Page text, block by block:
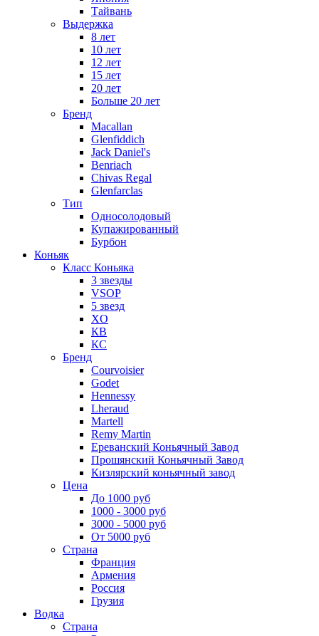
Тайвань
Выдержка
8 лет
10 лет
12 лет
15 лет
20 лет
Больше 20 лет
Бренд
Macallan
Glenfiddich
Jack Daniel's
Benriach
Chivas Regal
Glenfarclas
Тип
Односолодовый
Купажированный
Бурбон
Коньяк
Класс Коньяка
3 звезды
VSOP
5 звезд
XO
КВ
КС
Бренд
Courvoisier
Godet
Hennessy
Lheraud
Martell
Remy Martin
Ереванский Коньячный Завод
Прошянский Коньячный Завод
Кизлярский коньячный завод
Цена
До 1000 руб
1000 - 3000 руб
3000 - 5000 руб
От 5000 руб
Страна
Франция
Армения
Россия
Грузия
Водка
Страна